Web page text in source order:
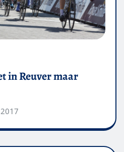
in Reuver maar